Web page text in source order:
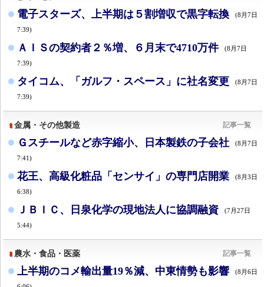
電子スターズ、上半期は５割増収で黒字転換 (8月7日
7:39)
ＡＩＳの契約者２％増、６月末で4710万件 (8月7日
7:39)
タイコム、「ガルフ・スペース」に社名変更 (8月7日
7:39)
金属・その他製造 記事一覧
Ｇスチールなど赤字縮小、日本製鉄の子会社 (8月7日
7:41)
花王、高級化粧品「センサイ」の専門店開業 (8月3日
6:38)
ＪＢＩＣ、日泉化学の現地法人に協調融資 (7月27日
5:44)
農水・食品・医薬 記事一覧
上半期のコメ輸出量19％減、中東情勢も影響 (8月6日